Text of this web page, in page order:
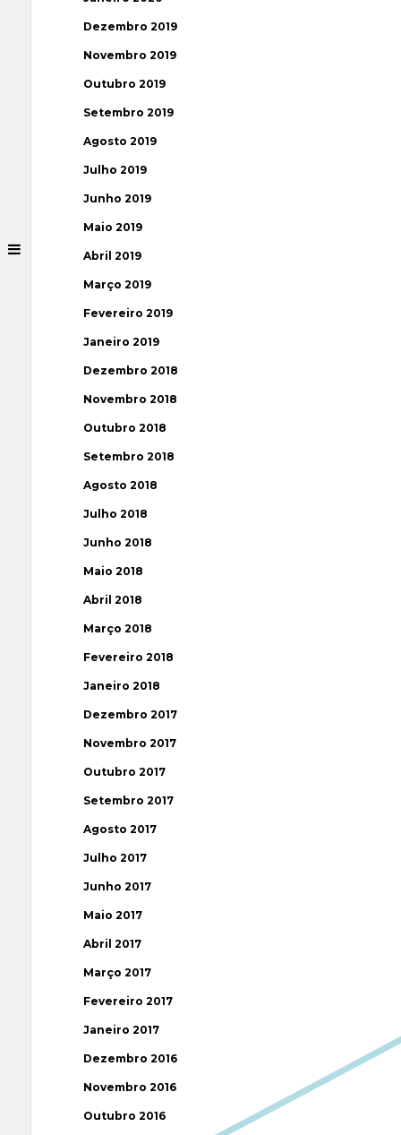
Dezembro 2019
Novembro 2019
Outubro 2019
Setembro 2019
Agosto 2019
Julho 2019
Junho 2019
Maio 2019
Abril 2019
Março 2019
Fevereiro 2019
Janeiro 2019
Dezembro 2018
Novembro 2018
Outubro 2018
Setembro 2018
Agosto 2018
Julho 2018
Junho 2018
Maio 2018
Abril 2018
Março 2018
Fevereiro 2018
Janeiro 2018
Dezembro 2017
Novembro 2017
Outubro 2017
Setembro 2017
Agosto 2017
Julho 2017
Junho 2017
Maio 2017
Abril 2017
Março 2017
Fevereiro 2017
Janeiro 2017
Dezembro 2016
Novembro 2016
Outubro 2016